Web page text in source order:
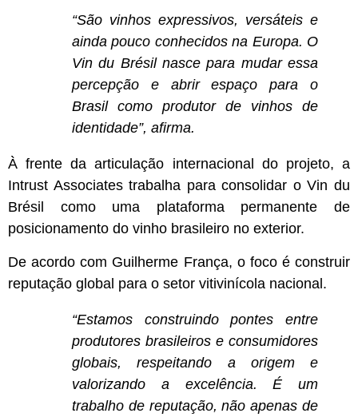
“São vinhos expressivos, versáteis e
ainda pouco conhecidos na Europa. O
Vin du Brésil nasce para mudar essa
percepção e abrir espaço para o
Brasil como produtor de vinhos de
identidade”, afirma.
À frente da articulação internacional do projeto, a
Intrust Associates trabalha para consolidar o Vin du
Brésil como uma plataforma permanente de
posicionamento do vinho brasileiro no exterior.
De acordo com Guilherme França, o foco é construir
reputação global para o setor vitivinícola nacional.
“Estamos construindo pontes entre
produtores brasileiros e consumidores
globais, respeitando a origem e
valorizando a excelência. É um
trabalho de reputação, não apenas de